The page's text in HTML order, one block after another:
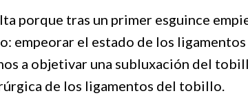
porque tras un primer esguince
empeorar el estado de los
a objetivar una subluxación del
de los ligamentos del tobillo.